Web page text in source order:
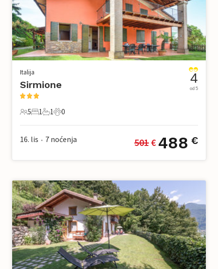
Italija
Sirmione
5 Gosti
5
1 Spavaća soba
1
1 Kupaonica
1
0 Kućni ljubimac
0
4
od 5
16. lis • 7 noćenja 501 € 488 €